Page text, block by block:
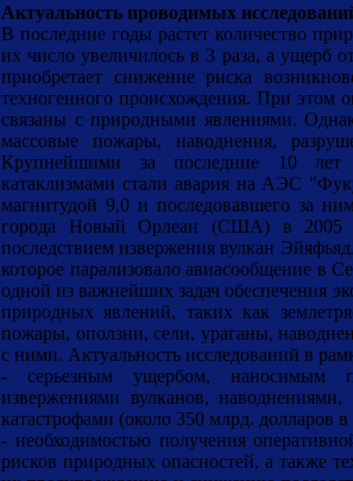
Актуальность проводимых
В последние годы растет количество
их число увеличилось в 3 раза, а ущерб
приобретает снижение риска
техногенного происхождения. При этом
связаны с природными явлениями.
массовые пожары, наводнения,
Крупнейшими за последние 10 лет
катаклизмами стали авария на АЭС
магнитудой 9,0 и последовавшего за
города Новый Орлеан (США) в 2005
последствием извержения вулкан
которое парализовало авиасообщение в
одной из важнейших задач обеспечения
природных явлений, таких как
пожары, оползни, сели, ураганы,
с ними. Актуальность исследований в
- серьезным ущербом, наносимым
извержениями вулканов,
катастрофами (около 350 млрд. долларов в
- необходимостью получения
рисков природных опасностей, а также